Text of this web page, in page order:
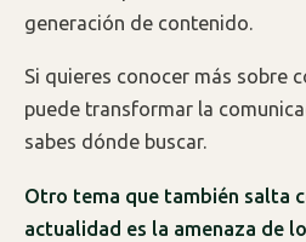
generación de contenido.
Si quieres conocer más sobre
puede transformar la
sabes dónde buscar.
Otro tema que también salta
actualidad es la amenaza de